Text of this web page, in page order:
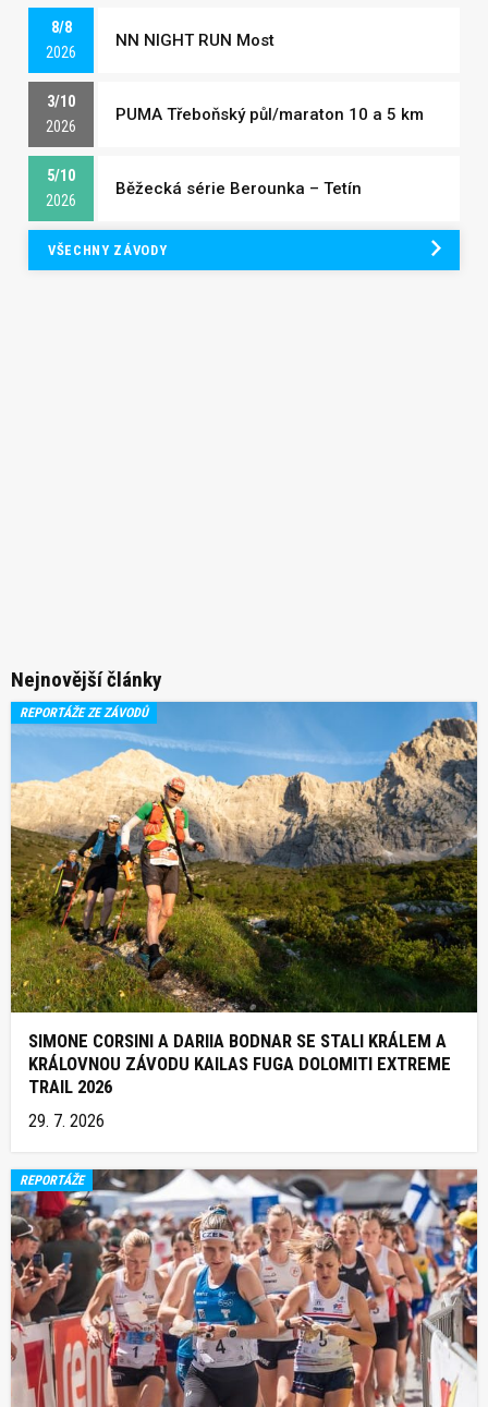
8/8
2026
NN NIGHT RUN Most
3/10
2026
PUMA Třeboňský půl/maraton 10 a 5 km
5/10
2026
Běžecká série Berounka – Tetín
VŠECHNY ZÁVODY
Nejnovější články
REPORTÁŽE ZE ZÁVODŮ
SIMONE CORSINI A DARIIA BODNAR SE STALI KRÁLEM A
KRÁLOVNOU ZÁVODU KAILAS FUGA DOLOMITI EXTREME
TRAIL 2026
29. 7. 2026
REPORTÁŽE